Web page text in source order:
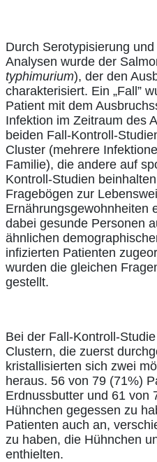
Durch Serotypisierung
Analysen wurde der
typhimurium), der den
charakterisiert. Ein „Fall”
Patient mit dem
Infektion im Zeitraum des
beiden Fall-Kontroll-
Cluster (mehrere
Familie), die andere auf
Kontroll-Studien
Fragebögen zur
Ernährungsgewohnheiten
dabei gesunde Personen
ähnlichen
infizierten Patienten
wurden die gleichen
gestellt.
Bei der Fall-Kontroll-
Clustern, die zuerst
kristallisierten sich zwei
heraus. 56 von 79 (71%)
Erdnussbutter und 61 von
Hühnchen gegessen zu
Patienten auch an,
zu haben, die Hühnchen
enthielten.